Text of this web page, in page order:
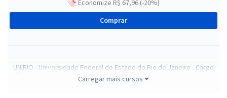
Economize R$ 67,96 (-20%)
Comprar
UNIRIO - Universidade Federal do Estado do Rio de Janeiro - Cargo
403: Assistente Socia
Carregar mais cursos